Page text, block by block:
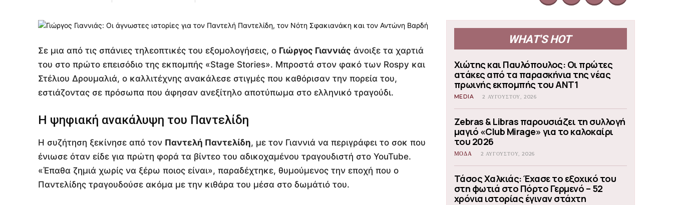
Σε μια από τις σπάνιες τηλεοπτικές του εξομολογήσεις, ο Γιώργος Γιαννιάς άνοιξε τα χαρτιά
του στο πρώτο επεισόδιο της εκπομπής «Stage Stories». Μπροστά στον φακό των Rospy και
Στέλιου Δρουμαλιά, ο καλλιτέχνης ανακάλεσε στιγμές που καθόρισαν την πορεία του,
εστιάζοντας σε πρόσωπα που άφησαν ανεξίτηλο αποτύπωμα στο ελληνικό τραγούδι.
Η ψηφιακή ανακάλυψη του Παντελίδη
Η συζήτηση ξεκίνησε από τον Παντελή Παντελίδη, με τον Γιαννιά να περιγράφει το σοκ που
ένιωσε όταν είδε για πρώτη φορά τα βίντεο του αδικοχαμένου τραγουδιστή στο YouTube.
«Έπαθα ζημιά χωρίς να ξέρω ποιος είναι», παραδέχτηκε, θυμούμενος την εποχή που ο
Παντελίδης τραγουδούσε ακόμα με την κιθάρα του μέσα στο δωμάτιό του.
WHAT'S HOT
Χιώτης και Παυλόπουλος: Οι πρώτες
ατάκες από τα παρασκήνια της νέας
πρωινής εκπομπής του ΑΝΤ1
MEDIA 2 ΑΥΓΟΎΣΤΟΥ, 2026
Zebras & Libras παρουσιάζει τη συλλογή
μαγιό «Club Mirage» για το καλοκαίρι
του 2026
ΜΟΔΑ 2 ΑΥΓΟΎΣΤΟΥ, 2026
Τάσος Χαλκιάς: Έχασε το εξοχικό του
στη φωτιά στο Πόρτο Γερμενό – 52
χρόνια ιστορίας έγιναν στάχτη